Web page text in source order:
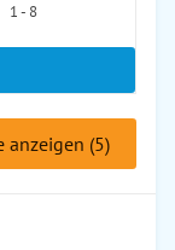
1 - 8
anzeigen (5)